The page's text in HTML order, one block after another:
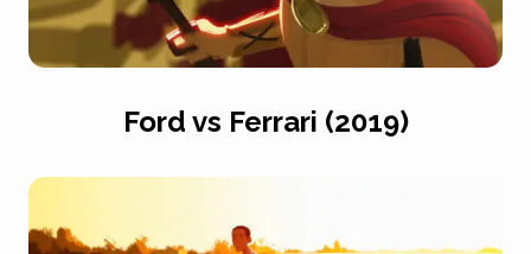
Ford vs Ferrari (2019)